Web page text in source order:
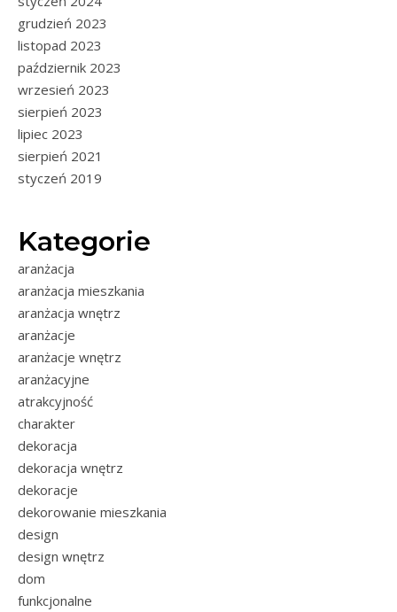
grudzień 2023
listopad 2023
październik 2023
wrzesień 2023
sierpień 2023
lipiec 2023
sierpień 2021
styczeń 2019
Kategorie
aranżacja
aranżacja mieszkania
aranżacja wnętrz
aranżacje
aranżacje wnętrz
aranżacyjne
atrakcyjność
charakter
dekoracja
dekoracja wnętrz
dekoracje
dekorowanie mieszkania
design
design wnętrz
dom
funkcjonalne